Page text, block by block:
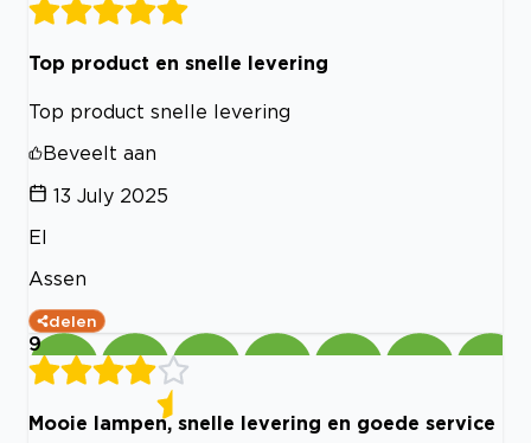
Top product en snelle levering
Top product snelle levering
Beveelt aan
13 July 2025
El
Assen
delen
9
Mooie lampen, snelle levering en goede service